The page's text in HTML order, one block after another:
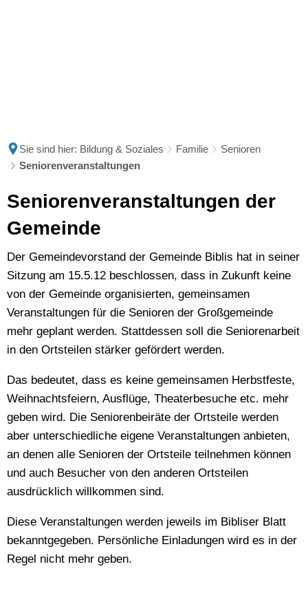
Sie sind hier: Bildung & Soziales Familie
Senioren
Seniorenveranstaltungen
Seniorenveranstaltungen
Seniorenveranstaltungen der
Gemeinde
Der Gemeindevorstand der Gemeinde Biblis hat in seiner
Sitzung am 15.5.12 beschlossen, dass in Zukunft keine
von der Gemeinde organisierten, gemeinsamen
Veranstaltungen für die Senioren der Großgemeinde
mehr geplant werden. Stattdessen soll die Seniorenarbeit
in den Ortsteilen stärker gefördert werden.
Das bedeutet, dass es keine gemeinsamen Herbstfeste,
Weihnachtsfeiern, Ausflüge, Theaterbesuche etc. mehr
geben wird. Die Seniorenbeiräte der Ortsteile werden
aber unterschiedliche eigene Veranstaltungen anbieten,
an denen alle Senioren der Ortsteile teilnehmen können
und auch Besucher von den anderen Ortsteilen
ausdrücklich willkommen sind.
Diese Veranstaltungen werden jeweils im Bibliser Blatt
bekanntgegeben. Persönliche Einladungen wird es in der
Regel nicht mehr geben.